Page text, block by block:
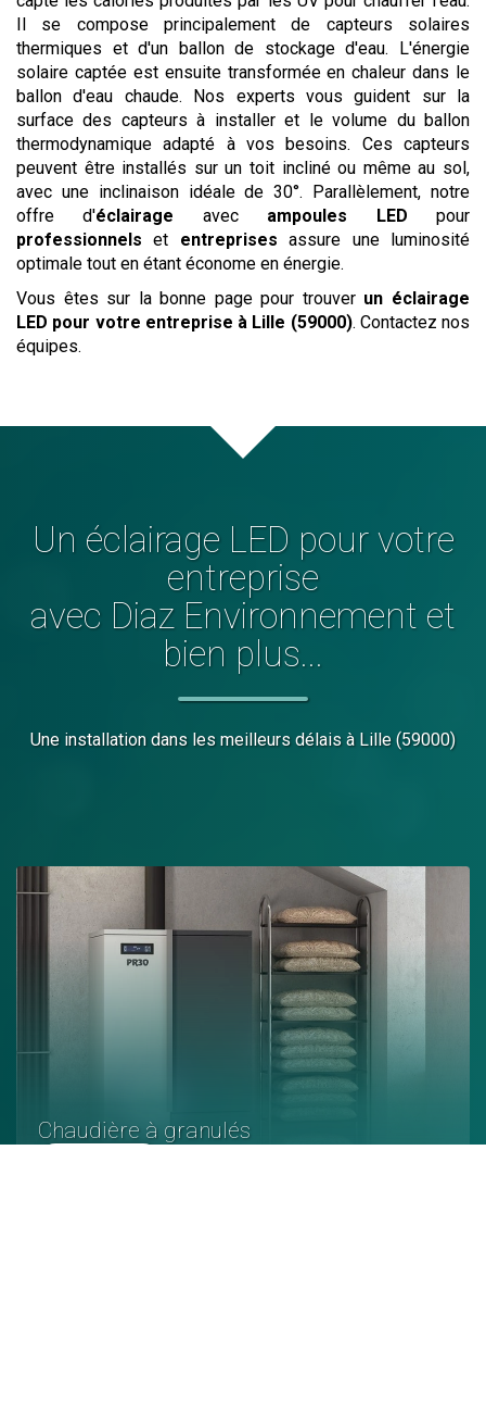
Il se compose principalement de capteurs solaires
thermiques et d'un ballon de stockage d'eau. L'énergie
solaire captée est ensuite transformée en chaleur dans le
ballon d'eau chaude. Nos experts vous guident sur la
surface des capteurs à installer et le volume du ballon
thermodynamique adapté à vos besoins. Ces capteurs
peuvent être installés sur un toit incliné ou même au sol,
avec une inclinaison idéale de 30°. Parallèlement, notre
offre d'éclairage avec ampoules LED pour
professionnels et entreprises assure une luminosité
optimale tout en étant économe en énergie.
Vous êtes sur la bonne page pour trouver un éclairage
LED pour votre entreprise à Lille (59000). Contactez nos
équipes.
Un éclairage LED pour votre
entreprise
avec Diaz Environnement et
bien plus...
Une installation dans les meilleurs délais à Lille (59000)
Chaudière à granulés